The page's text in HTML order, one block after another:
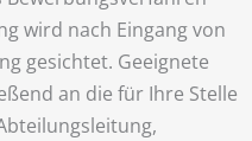
wird nach Eingang von
gesichtet. Geeignete
an die für Ihre Stelle